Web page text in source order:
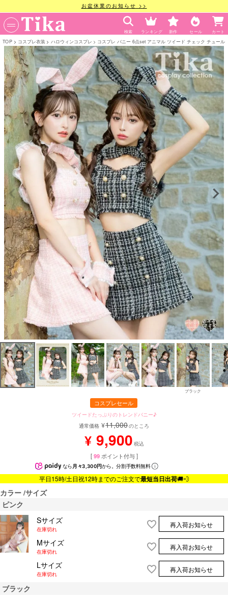
お盆休業のお知らせ >>
検索 ランキング 新作 セール カート
TOP コスプレ衣装 ハロウィンコスプレ コスプレ バニー 6点set アニマル ツイード チェック チュー
ブラック
コスプレセール
ツイードたっぷりのトレンドバニー♪
通常価格 ¥11,000のところ
¥ 9,900 税込
[ 99 ポイント付与 ]
なら月々3,300円から。分割手数料無料
平日15時/土日祝12時までのご注文で最短当日出荷🚚💨
カラー サイズ
ピンク
Sサイズ
在庫切れ
再入荷お知らせ
Mサイズ
在庫切れ
再入荷お知らせ
Lサイズ
在庫切れ
再入荷お知らせ
ブラック